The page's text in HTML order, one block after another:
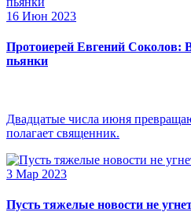
16 Июн 2023
Протоиерей Евгений Соколов:
пьянки
Двадцатые числа июня
полагает священник.
3 Мар 2023
Пусть тяжелые новости не